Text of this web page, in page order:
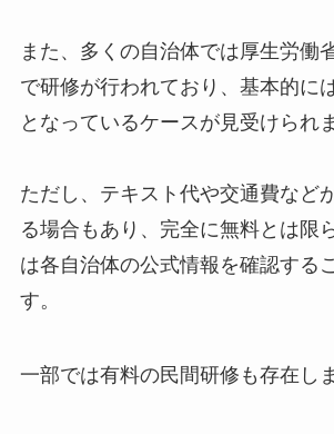
また、多くの自治体では厚生労働
で研修が行われており、基本的に
となっているケースが見受けられ
ただし、テキスト代や交通費など
る場合もあり、完全に無料とは限
は各自治体の公式情報を確認する
す。
一部では有料の民間研修も存在しま